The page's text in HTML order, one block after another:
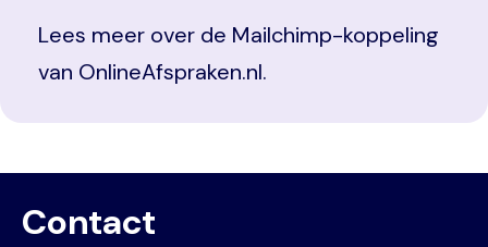
Lees meer over de Mailchimp-koppeling
van OnlineAfspraken.nl.
Contact